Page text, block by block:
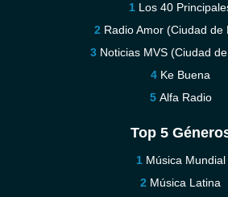
Los 40
Radio Amor (Ciudad de
Noticias MVS (Ciudad
Ke Buena
Alfa Radio
Top 5
Música Mundial
Música Latina